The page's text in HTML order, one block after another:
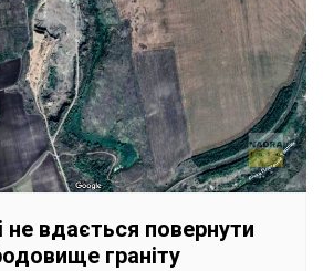
не вдається повернути
граніту